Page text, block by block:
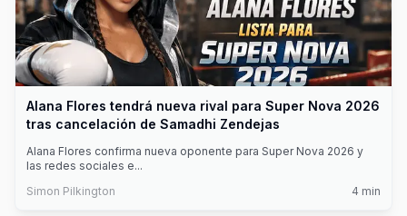
Alana Flores tendrá nueva rival para Super Nova 2026
tras cancelación de Samadhi Zendejas
Alana Flores confirma nueva oponente para Super Nova 2026 y
las redes sociales e...
Simon Pilkington
4 min